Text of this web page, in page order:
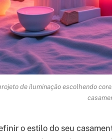
de iluminação escolhendo
o estilo do seu